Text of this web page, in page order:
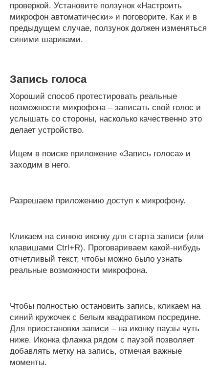
проверкой. Установите ползунок «Настроить
микрофон автоматически» и поговорите. Как и в
предыдущем случае, ползунок должен изменяться
синими шариками.
Запись голоса
Хороший способ протестировать реальные
возможности микрофона – записать свой голос и
услышать со стороны, насколько качественно это
делает устройство.
Ищем в поиске приложение «Запись голоса» и
заходим в него.
Разрешаем приложению доступ к микрофону.
Кликаем на синюю иконку для старта записи (или
клавишами Ctrl+R). Проговариваем какой-нибудь
отчетливый текст, чтобы можно было узнать
реальные возможности микрофона.
Чтобы полностью остановить запись, кликаем на
синий кружочек с белым квадратиком посредине.
Для приостановки записи – на иконку паузы чуть
ниже. Иконка флажка рядом с паузой позволяет
добавлять метку на запись, отмечая важные
моменты.